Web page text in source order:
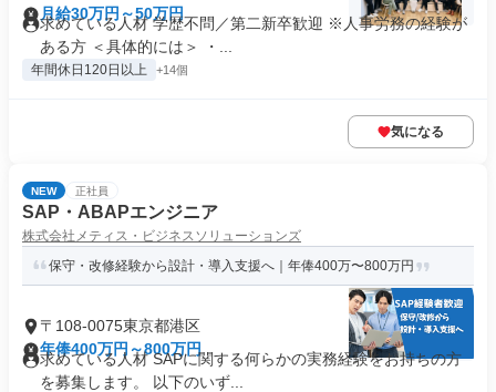
月給30万円～50万円
求めている人材 学歴不問／第二新卒歓迎 ※人事労務の経験が
ある方 ＜具体的には＞ ・...
年間休日120日以上 +14個
気になる
NEW 正社員
SAP・ABAPエンジニア
株式会社メティス・ビジネスソリューションズ
保守・改修経験から設計・導入支援へ｜年俸400万〜800万円
〒108-0075東京都港区
年俸400万円～800万円
求めている人材 SAPに関する何らかの実務経験をお持ちの方
を募集します。 以下のいず...